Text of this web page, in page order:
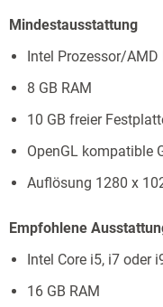
Mindestausstattung
Intel Prozessor/AMD
8 GB RAM
10 GB freier
OpenGL kompatible
Auflösung 1280 x
Empfohlene
Intel Core i5, i7 oder
16 GB RAM